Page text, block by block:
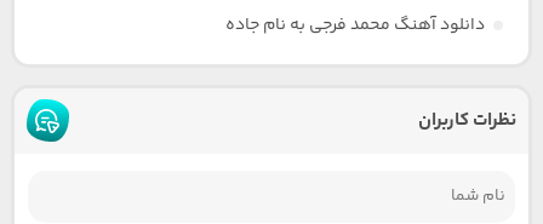
دانلود آهنگ محمد فرجی به نام جاده
نظرات کاربران